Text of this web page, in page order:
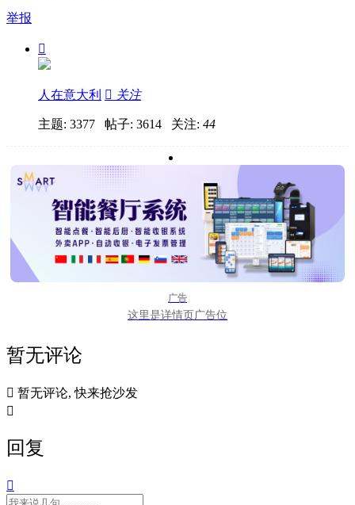
举报

人在意大利  关注
主题: 3377 帖子: 3614 关注: 44
广告
这里是详情页广告位
暂无评论
 暂无评论, 快来抢沙发

回复
